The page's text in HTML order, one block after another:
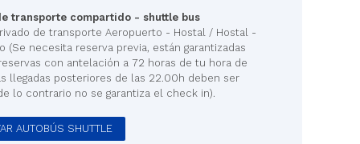
transporte compartido - shuttle bus
de transporte Aeropuerto - Hostal / Hostal -
(Se necesita reserva previa, están garantizadas
con antelación a 72 horas de tu hora de
llegadas posteriores de las 22.00h deben ser
lo contrario no se garantiza el check in).
AUTOBÚS SHUTTLE